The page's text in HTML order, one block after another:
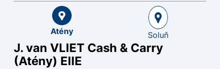
Atény Soluň
J. van VLIET Cash & Carry
(Atény) EIIE